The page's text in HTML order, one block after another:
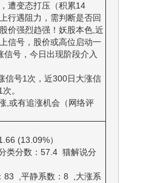
遭变态打压（积累14
行遇阻力，需判断是否回
价强烈趋强！妖股本色,近
信号，股价或高位启动一
号，今日出现阶段介入
信号1次，近300日大涨信
。
,或有追涨机会（网络评
(13.09%）
类分数：57.4 猫解说分
83 ,平静系数：8 ,大涨系